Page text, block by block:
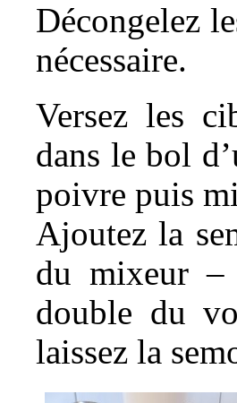
Décongelez
nécessaire.
Versez les
dans le bol
poivre puis
Ajoutez la
du mixeur –
double du
laissez la